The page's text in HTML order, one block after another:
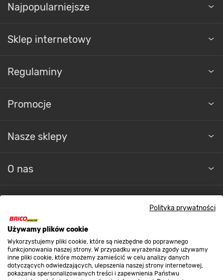
Polityka prywatności
Używamy plików cookie
Wykorzystujemy pliki cookie, które są niezbędne do poprawnego
funkcjonowania naszej strony. W przypadku wyrażenia zgody używamy
inne pliki cookie, które możemy zamieścić w celu analizy danych
dotyczących odwiedzających, ulepszenia naszej strony internetowej,
pokazania spersonalizowanych treści i zapewnienia Państwu
Najpopularniejsze
Sklep internetowy
Regulaminy
Promocje
Nasze sklepy
O nas
Strefa biznesu
Dołącz do nas